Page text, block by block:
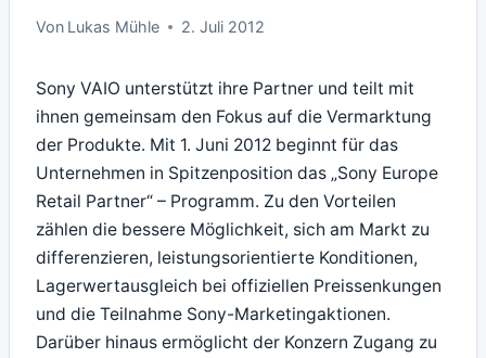
Von Lukas Mühle 2. Juli 2012
Sony VAIO unterstützt ihre Partner und teilt mit
ihnen gemeinsam den Fokus auf die Vermarktung
der Produkte. Mit 1. Juni 2012 beginnt für das
Unternehmen in Spitzenposition das „Sony Europe
Retail Partner“ – Programm. Zu den Vorteilen
zählen die bessere Möglichkeit, sich am Markt zu
differenzieren, leistungsorientierte Konditionen,
Lagerwertausgleich bei offiziellen Preissenkungen
und die Teilnahme Sony-Marketingaktionen.
Darüber hinaus ermöglicht der Konzern Zugang zu